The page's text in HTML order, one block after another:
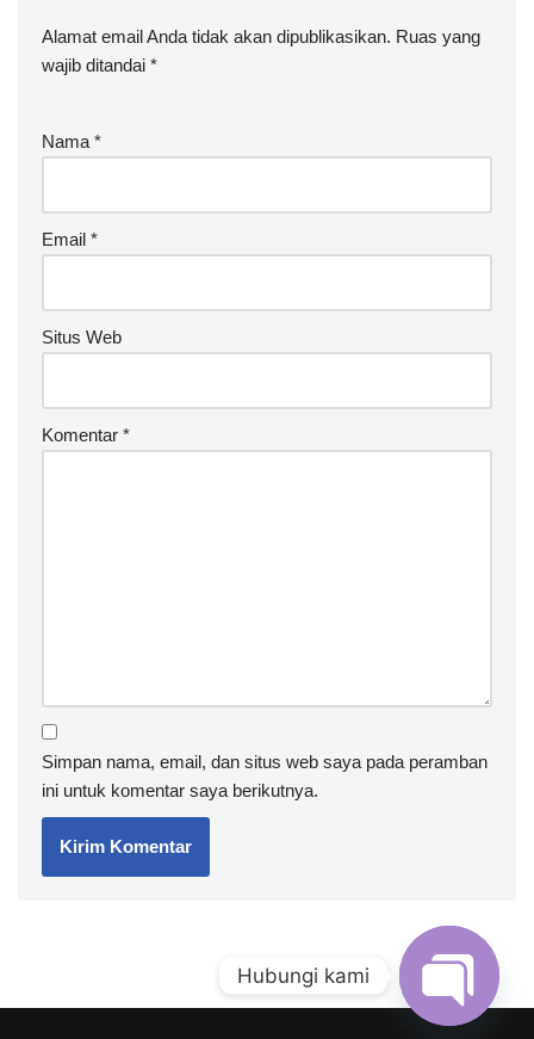
Alamat email Anda tidak akan dipublikasikan. Ruas yang
wajib ditandai *
Nama *
Email *
Situs Web
Komentar *
Simpan nama, email, dan situs web saya pada peramban
ini untuk komentar saya berikutnya.
Hubungi kami